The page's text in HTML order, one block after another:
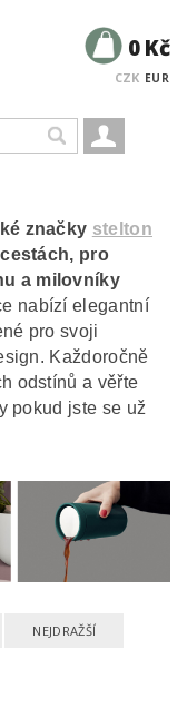
CZK EUR
0 Kč
značky stelton
pro
a milovníky
nabízí elegantní
pro svoji
Každoročně
odstínů a věřte
pokud jste se už
NEJDRAŽŠÍ